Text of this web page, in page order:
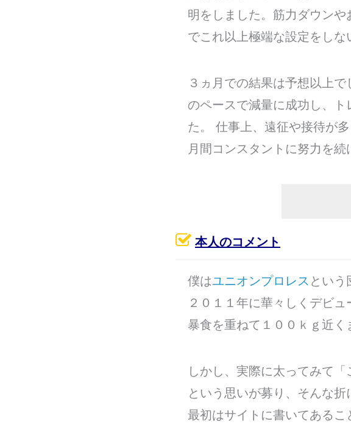
明をしました。筋力ダウン
でこれ以上極端な設定をしな
３ヵ月での結果は予想以上
のペースで減量に成功し、
た。 仕事上、遠征や接待が
月間コンスタントに努力を続
本人のコメント
僕はユニオンプロレス という
２０１１年に華々しくデビ
暴食を重ねて１００ｋｇ近く
しかし、実際に太ってみて
という思いが募り、そんな折
最初はサイトに書いてある